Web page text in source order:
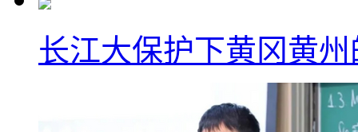
长江大保护下黄冈黄